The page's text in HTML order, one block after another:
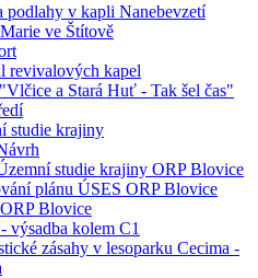
podlahy v kapli Nanebevzetí
ve Štítově
revivalových kapel
a Stará Huť - Tak šel čas"
studie krajiny
studie krajiny ORP Blovice
plánu ÚSES ORP Blovice
Blovice
výsadba kolem C1
zásahy v lesoparku Cecima -